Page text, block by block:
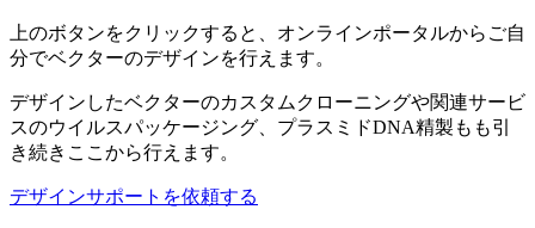
上のボタンをクリックすると、オンラインポータルからご自
分でベクターのデザインを行えます。
デザインしたベクターのカスタムクローニングや関連サービ
スのウイルスパッケージング、プラスミドDNA精製もも引
き続きここから行えます。
デザインサポートを依頼する